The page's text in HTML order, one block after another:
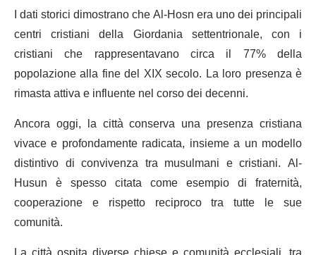
I dati storici dimostrano che Al-Hosn era uno dei principali
centri cristiani della Giordania settentrionale, con i
cristiani che rappresentavano circa il 77% della
popolazione alla fine del XIX secolo. La loro presenza è
rimasta attiva e influente nel corso dei decenni.
Ancora oggi, la città conserva una presenza cristiana
vivace e profondamente radicata, insieme a un modello
distintivo di convivenza tra musulmani e cristiani. Al-
Husun è spesso citata come esempio di fraternità,
cooperazione e rispetto reciproco tra tutte le sue
comunità.